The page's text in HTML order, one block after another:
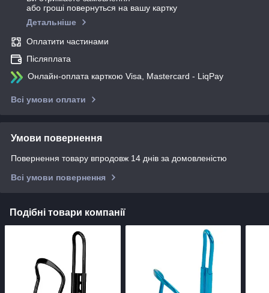
або гроші повернуться на вашу картку
Детальніше
Оплатити частинами
Післяплата
Онлайн-оплата карткою Visa, Mastercard - LiqPay
Всі умови оплати
Умови повернення
Повернення товару впродовж 14 днів за домовленістю
Всі умови повернення
Подібні товари компанії